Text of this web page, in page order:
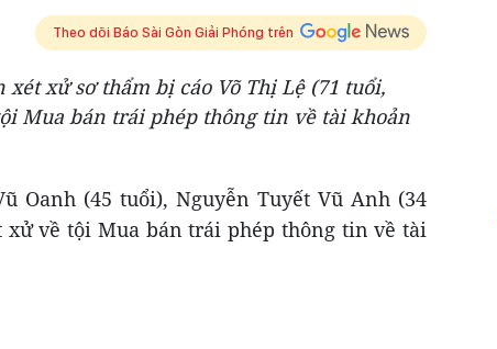
Theo dõi Báo Sài Gòn Giải Phóng trên
xét xử sơ thẩm bị cáo Võ Thị Lệ (71 tuổi,
Mua bán trái phép thông tin về tài khoản
Oanh (45 tuổi), Nguyễn Tuyết Vũ Anh (34
về tội Mua bán trái phép thông tin về tài